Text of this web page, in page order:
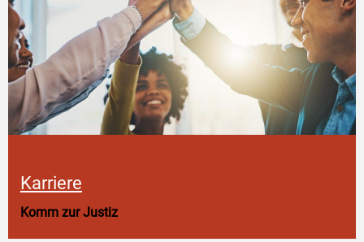
Karriere
Komm zur Justiz